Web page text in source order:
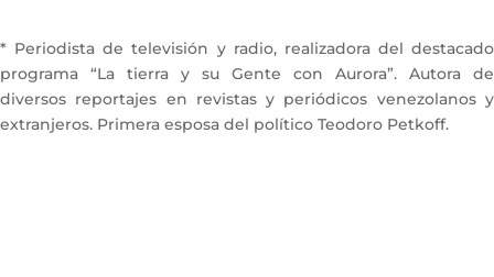
* Periodista de televisión y radio, realizadora del destacado
programa “La tierra y su Gente con Aurora”. Autora de
diversos reportajes en revistas y periódicos venezolanos y
extranjeros. Primera esposa del político Teodoro Petkoff.